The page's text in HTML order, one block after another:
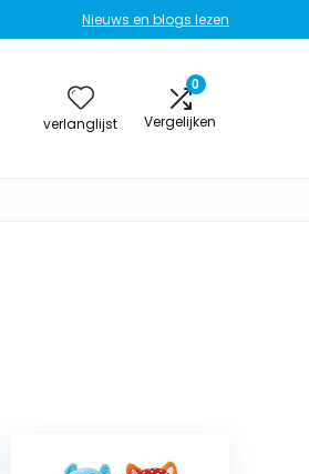
Nieuws en blogs lezen
verlanglijst
0
Vergelijken